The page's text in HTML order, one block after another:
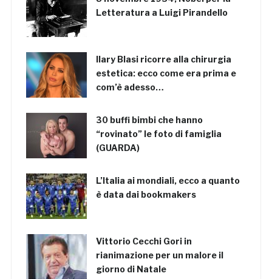
Letteratura a Luigi Pirandello
Ilary Blasi ricorre alla chirurgia
estetica: ecco come era prima e
com’è adesso…
30 buffi bimbi che hanno
“rovinato” le foto di famiglia
(GUARDA)
L’Italia ai mondiali, ecco a quanto
è data dai bookmakers
Vittorio Cecchi Gori in
rianimazione per un malore il
giorno di Natale